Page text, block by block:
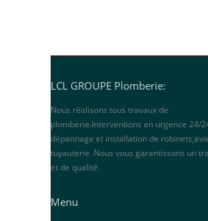
LCL GROUPE Plomberie:
Nous réalisons tous travaux de
plomberie.Interventions en urgence 24/
dépannage et installation de
tuyauterie .Nous vous garantissons un
et de qualité.
Menu